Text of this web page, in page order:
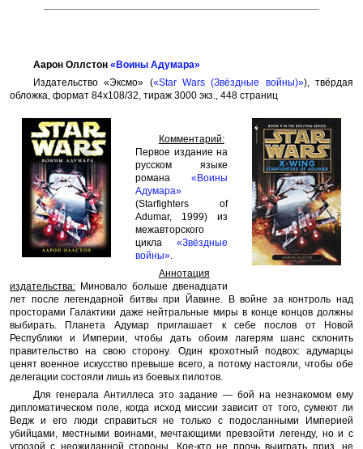
Аарон Оллстон «Воины Адумара»
Издательство «Эксмо» («Star Wars (Звёздные войны)»), твёрдая
обложка, формат 84x108/32, тираж 3000 экз., 448 страниц
Комментарий:
Первое издание на
русском языке
романа «Воины
Адумара»
(Starfighters of
Adumar, 1999) из
межавторского
цикла «Звёздные
войны».
Аннотация
издательства: Миновало больше двенадцати
лет после легендарной битвы при Йавине. В войне за контроль над
просторами Галактики даже нейтральные миры в конце концов должны
выбирать. Планета Адумар приглашает к себе послов от Новой
Республики и Империи, чтобы дать обоим лагерям шанс склонить
правительство на свою сторону. Один крохотный подвох: адумарцы
ценят военное искусство превыше всего, а потому настояли, чтобы обе
делегации состояли лишь из боевых пилотов.
Для генерала Антиллеса это задание — бой на незнакомом ему
дипломатическом поле, когда исход миссии зависит от того, сумеют ли
Ведж и его люди справиться не только с подосланными Империей
убийцами, местными воинами, мечтающими превзойти легенду, но и с
угрозой с неожиданной стороны. Кое-кто не прочь выиграть приз, не